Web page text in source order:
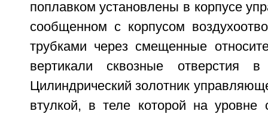
поплавком установлены в корпусе
сообщенном с корпусом
трубками через смещенные
вертикали сквозные отверстия в
Цилиндрический золотник
втулкой, в теле которой на уровне